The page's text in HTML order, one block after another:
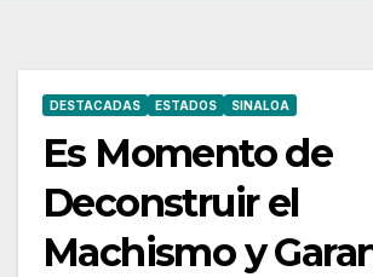
DESTACADAS ESTADOS SINALOA
Es Momento de
Deconstruir el
Machismo y